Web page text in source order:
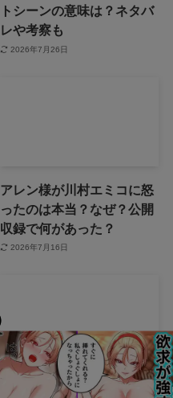
トシーンの意味は？ネタバ
レや考察も
2026年7月26日
アレン様が川村エミコに怒
ったのは本当？なぜ？公開
収録で何があった？
2026年7月16日
声にならない愛は最終話や